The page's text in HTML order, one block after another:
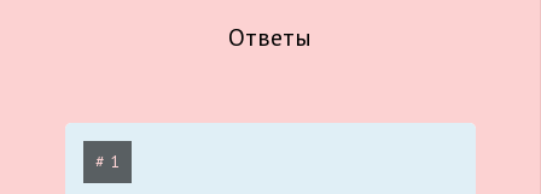
Ответы
# 1